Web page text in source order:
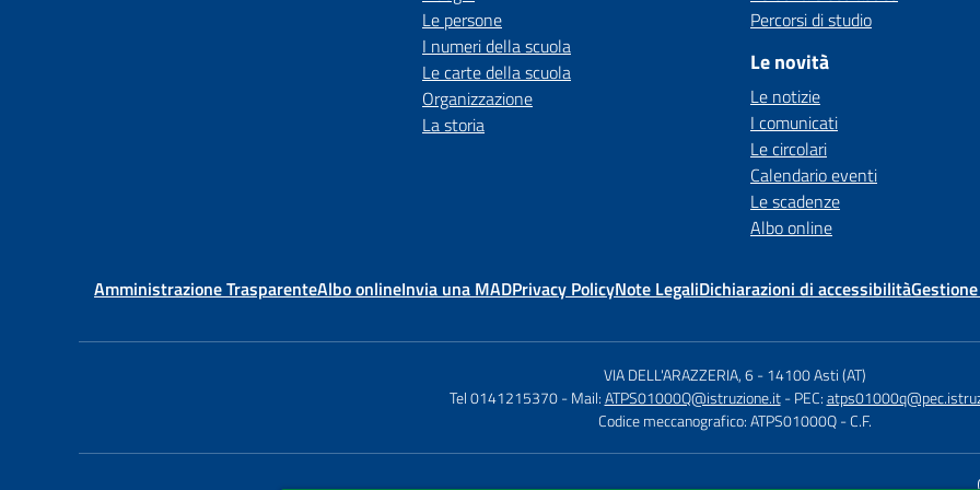
Le persone
I numeri della scuola
Le carte della scuola
Organizzazione
La storia
Percorsi di studio
Le novità
Le notizie
I comunicati
Le circolari
Calendario eventi
Le scadenze
Albo online
Amministrazione TrasparenteAlbo onlineInvia una MADPrivacy PolicyNote LegaliDichiarazioni di accessibilità
VIA DELL'ARAZZERIA, 6-14100 Asti (AT)
Tel 0141215370 - Mail:ATPS01000Q@istruzione.it - PEC:
Codice meccanografico: ATPS01000Q- C.F.